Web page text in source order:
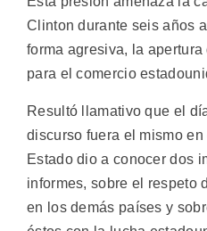
Clinton durante seis años
forma agresiva, la
para el comercio
Resultó llamativo que el
discurso fuera el mismo
Estado dio a conocer dos
informes, sobre el respeto
en los demás países y